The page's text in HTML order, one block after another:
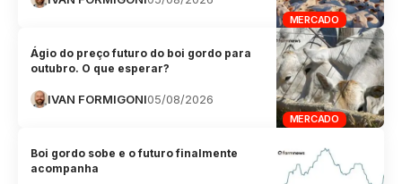
MERCADO
MERCADO
Ágio do preço futuro do boi gordo para
outubro. O que esperar?
IVAN FORMIGONI05/08/2026
Boi gordo sobe e o futuro finalmente
acompanha